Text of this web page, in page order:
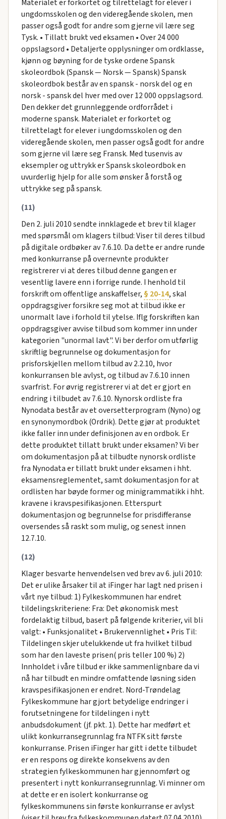
Materialet er forkortet og tilrettelagt for elever i
ungdomsskolen og den videregående skolen, men
passer også godt for andre som gjerne vil lære seg
Tysk. • Tillatt brukt ved eksamen • Over 24 000
oppslagsord • Detaljerte opplysninger om ordklasse,
kjønn og bøyning for de tyske ordene Spansk
skoleordbok (Spansk — Norsk — Spansk) Spansk
skoleordbok består av en spansk - norsk del og en
norsk - spansk del hver med over 12 000 oppslagsord.
Den dekker det grunnleggende ordforrådet i
moderne spansk. Materialet er forkortet og
tilrettelagt for elever i ungdomsskolen og den
videregående skolen, men passer også godt for andre
som gjerne vil lære seg Fransk. Med tusenvis av
eksempler og uttrykk er Spansk skoleordbok en
uvurderlig hjelp for alle som ønsker å forstå og
uttrykke seg på spansk.
(11)
Den 2. juli 2010 sendte innklagede et brev til klager
med spørsmål om klagers tilbud: Viser til deres tilbud
på digitale ordbøker av 7.6.10. Da dette er andre runde
med konkurranse på overnevnte produkter
registrerer vi at deres tilbud denne gangen er
vesentlig lavere enn i forrige runde. I henhold til
forskrift om offentlige anskaffelser, § 20-14, skal
oppdragsgiver forsikre seg mot at tilbud ikke er
unormalt lave i forhold til ytelse. Iflg forskriften kan
oppdragsgiver avvise tilbud som kommer inn under
kategorien "unormal lavt". Vi ber derfor om utførlig
skriftlig begrunnelse og dokumentasjon for
prisforskjellen mellom tilbud av 2.2.10, hvor
konkurransen ble avlyst, og tilbud av 7.6.10 innen
svarfrist. For øvrig registrerer vi at det er gjort en
endring i tilbudet av 7.6.10. Nynorsk ordliste fra
Nynodata består av et oversetterprogram (Nyno) og
en synonymordbok (Ordrik). Dette gjør at produktet
ikke faller inn under definisjonen av en ordbok. Er
dette produktet tillatt brukt under eksamen? Vi ber
om dokumentasjon på at tilbudte nynorsk ordliste
fra Nynodata er tillatt brukt under eksamen i hht.
eksamensreglementet, samt dokumentasjon for at
ordlisten har bøyde former og minigrammatikk i hht.
kravene i kravspesifikasjonen. Etterspurt
dokumentasjon og begrunnelse for prisdifferanse
oversendes så raskt som mulig, og senest innen
12.7.10.
(12)
Klager besvarte henvendelsen ved brev av 6. juli 2010:
Det er ulike årsaker til at iFinger har lagt ned prisen i
vårt nye tilbud: 1) Fylkeskommunen har endret
tildelingskriteriene: Fra: Det økonomisk mest
fordelaktig tilbud, basert på følgende kriterier, vil bli
valgt: • Funksjonalitet • Brukervennlighet • Pris Til:
Tildelingen skjer utelukkende ut fra hvilket tilbud
som har den laveste prisen( pris teller 100 %) 2)
Innholdet i våre tilbud er ikke sammenlignbare da vi
nå har tilbudt en mindre omfattende løsning siden
kravspesifikasjonen er endret. Nord-Trøndelag
Fylkeskommune har gjort betydelige endringer i
forutsetningene for tildelingen i nytt
anbudsdokument (jf. pkt. 1). Dette har medført et
ulikt konkurransegrunnlag fra NTFK sitt første
konkurranse. Prisen iFinger har gitt i dette tilbudet
er en respons og direkte konsekvens av den
strategien fylkeskommunen har gjennomført og
presentert i nytt konkurransegrunnlag. Vi minner om
at dette er en isolert konkurranse og
fylkeskommunens sin første konkurranse er avlyst